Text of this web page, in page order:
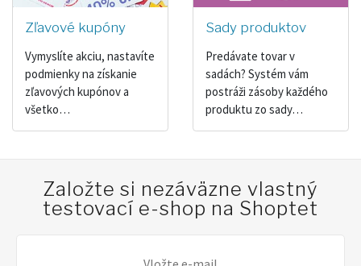
Zľavové kupóny
Vymyslíte akciu, nastavíte
podmienky na získanie
zľavových kupónov a
všetko…
Sady produktov
Predávate tovar v
sadách? Systém vám
postráži zásoby každého
produktu zo sady…
Založte si nezáväzne vlastný
testovací e-shop na Shoptet